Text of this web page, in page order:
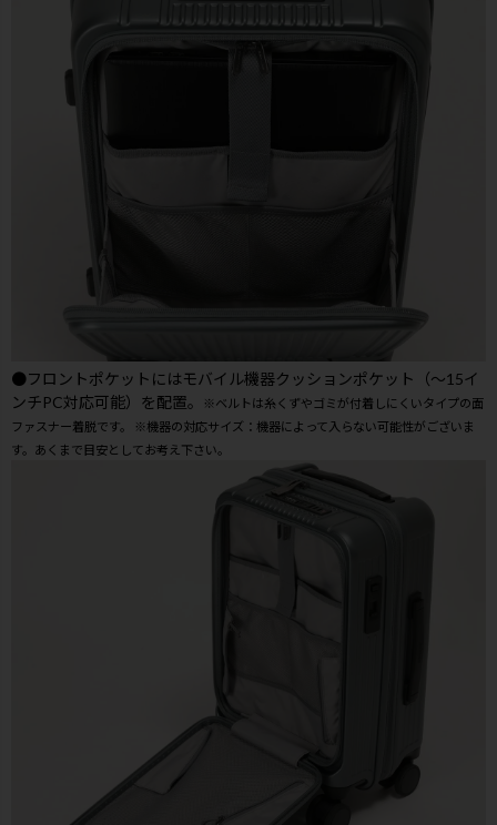
●フロントポケットにはモバイル機器クッションポケット（～15イ
ンチPC対応可能）を配置。
※ベルトは糸くずやゴミが付着しにくいタイプの面
ファスナー着脱です。 ※機器の対応サイズ：機器によって入らない可能性がございま
す。あくまで目安としてお考え下さい。